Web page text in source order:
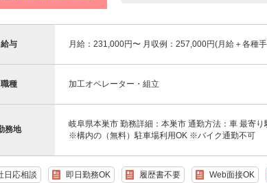
給与 月給：231,000円〜 月収例：257,000円(月給＋各種
職種 加工オペレーター・組立
務地
岐阜県本巣市 勤務詳細：本巣市 通勤方法：車 最寄
※構内の（無料）駐車場利用OK ※バイク通勤不可
日応相談 即日勤務OK 履歴書不要 Web面接OK